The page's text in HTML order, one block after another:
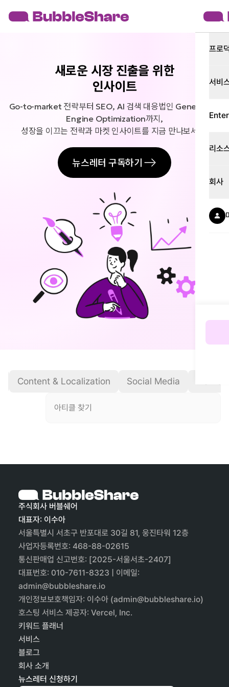
프로
서비
리소
회사
새로운 시장 진출을 위한
인사이트
Go-to-market 전략부터 SEO, AI 검색 대응법인 Generative
Engine Optimization까지,
성장을 이끄는 전략과 마켓 인사이트를 지금 만나보세요.
뉴스레터 구독하기
Content & Localization Social Media
주식회사 버블쉐어
대표자: 이수아
서울특별시 서초구 반포대로 30길 81, 웅진타워 12층
사업자등록번호: 468-88-02615
통신판매업 신고번호: [2025-서울서초-2407]
대표번호: 010-7611-8323 | 이메일:
admin@bubbleshare.io
개인정보보호책임자: 이수아 (admin@bubbleshare.io)
호스팅 서비스 제공자: Vercel, Inc.
키워드 플래너
서비스
블로그
회사 소개
뉴스레터 신청하기